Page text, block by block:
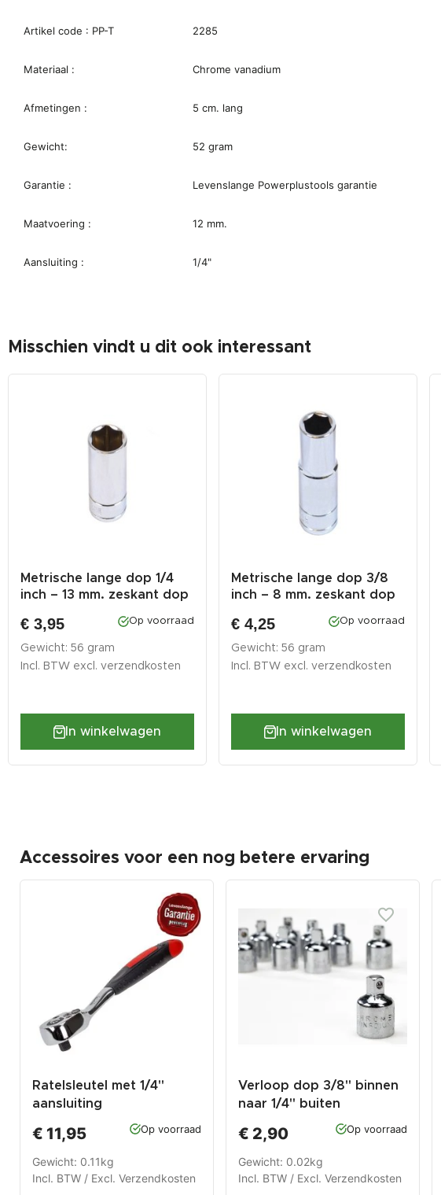
Artikel code : PP-T 2285
Materiaal : Chrome vanadium
Afmetingen : 5 cm. lang
Gewicht: 52 gram
Garantie : Levenslange Powerplustools garantie
Maatvoering : 12 mm.
Aansluiting : 1/4"
Misschien vindt u dit ook interessant
Metrische lange dop 1/4
inch – 13 mm. zeskant dop
€ 3,95 Op voorraad
Gewicht: 56 gram
Incl. BTW excl. verzendkosten
In winkelwagen
Metrische lange dop 3/8
inch – 8 mm. zeskant dop
€ 4,25 Op voorraad
Gewicht: 56 gram
Incl. BTW excl. verzendkosten
In winkelwagen
Accessoires voor een nog betere ervaring
Ratelsleutel met 1/4"
aansluiting
€ 11,95 Op voorraad
Gewicht: 0.11kg
Incl. BTW / Excl. Verzendkosten
Verloop dop 3/8" binnen
naar 1/4" buiten
€ 2,90 Op voorraad
Gewicht: 0.02kg
Incl. BTW / Excl. Verzendkosten